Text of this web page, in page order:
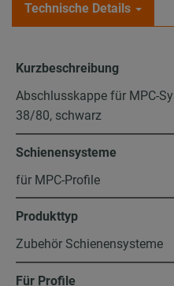
Technische Details
Kurzbeschreibung
Abschlusskappe für MPC-
38/80, schwarz
Schienensysteme
für MPC-Profile
Produkttyp
Zubehör Schienensysteme
Für Profile